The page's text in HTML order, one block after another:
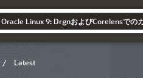
/ Latest